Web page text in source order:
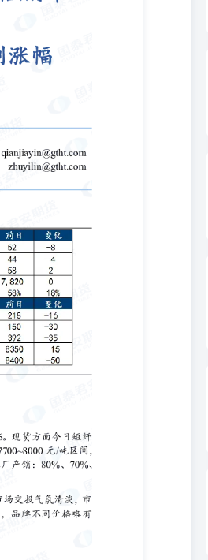
您造成不便，敬请谅解。若您并非国
业务的推介，亦不应被视为任何投
。请您根据自身的风险承受能力自行
中国期货业协会授予的期货投资咨询
同设想、见解及分析方法。本报告所
信息来源于已公开的资料，但本公司
映本公司于发布本报告当日的判断，
或因使用不同假设和标准，采用不同
可不发出特别通知。本公司不保证本
出修改，投资者应当自行关注相应的
户应考虑本报告中的任何意见或建
何人因使用本报告中的任何内容所引
的任何投资决策与本公司、本公司员
唯一参考因素，亦不应认为本报告可
权声明 本报告版权仅为本公司所
司同意进行引用、刊发的，需在允许
告进行任何有悖原意的引用、删节和
人或机构独自为此发送行为负责。通
报告中提及的期货品种。本报告不构
该个人或机构之客户因使用本报告或
务标记及标记均为国君期货所有或